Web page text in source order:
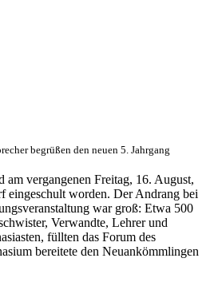
begrüßen den neuen 5. Jahrgang
am vergangenen Freitag, 16. August,
eingeschult worden. Der Andrang bei
war groß: Etwa 500
Verwandte, Lehrer und
füllten das Forum des
bereitete den Neuankömmlingen